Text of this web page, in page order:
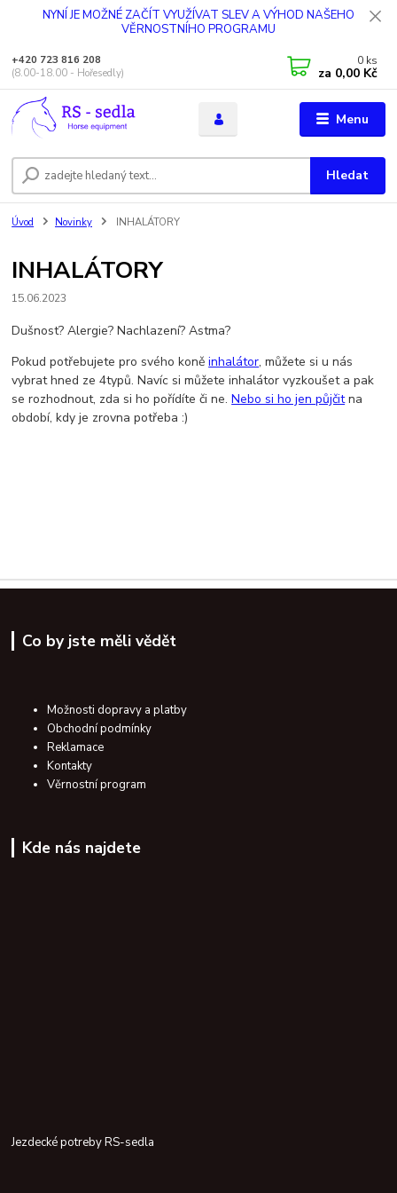
NYNÍ JE MOŽNÉ ZAČÍT VYUŽÍVAT SLEV A VÝHOD NAŠEHO
VĚRNOSTNÍHO PROGRAMU
Menu
Hledat
+420 723 816 208
(8.00-18.00 - Hořesedly)
0 ks
za 0,00 Kč
Úvod Novinky INHALÁTORY
INHALÁTORY
15.06.2023
Dušnost? Alergie? Nachlazení? Astma?
Pokud potřebujete pro svého koněinhalátor, můžete si u nás
vybrat hned ze 4typů. Navíc si můžete inhalátor vyzkoušet a pak
se rozhodnout, zda si ho pořídíte či ne.Nebo si ho jen půjčitna
období, kdy je zrovna potřeba :)
Co by jste měli vědět
Možnosti dopravy a platby
Obchodní podmínky
Reklamace
Kontakty
Věrnostní program
Kde nás najdete
Jezdecké potreby RS-sedla